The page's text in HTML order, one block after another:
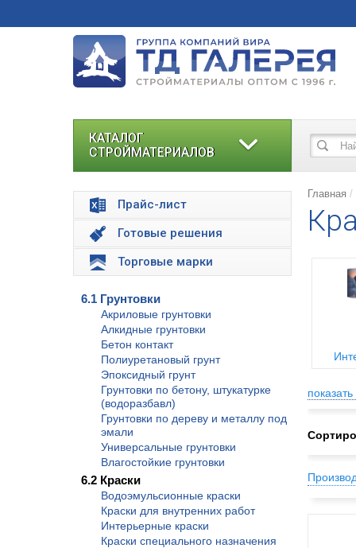
КАТАЛОГ
СТРОЙМАТЕРИАЛОВ
Прайс-лист
Готовые решения
Торговые марки
6.1 Грунтовки
Акриловые грунтовки
Алкидные грунтовки
Бетон контакт
Полиуретановый грунт
Эпоксидный грунт
Грунтовки по бетону, штукатурке
(водоразбавл)
Грунтовки по дереву и металлу под
эмали
Универсальные грунтовки
Влагостойкие грунтовки
6.2 Краски
Водоэмульсионные краски
Краски для внутренних работ
Интерьерные краски
Краски специального назначения
Главная
показать